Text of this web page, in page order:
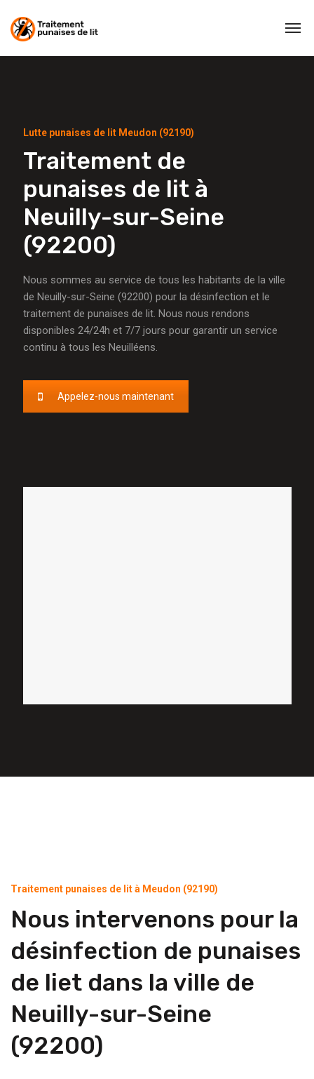
Lutte punaises de lit Meudon (92190)
Traitement de
punaises de lit à
Neuilly-sur-Seine
(92200)
Nous sommes au service de tous les habitants de la ville
de Neuilly-sur-Seine (92200) pour la désinfection et le
traitement de punaises de lit. Nous nous rendons
disponibles 24/24h et 7/7 jours pour garantir un service
continu à tous les Neuilléens.
Appelez-nous maintenant
Traitement punaises de lit à Meudon (92190)
Nous intervenons pour la
désinfection de punaises
de liet dans la ville de
Neuilly-sur-Seine
(92200)